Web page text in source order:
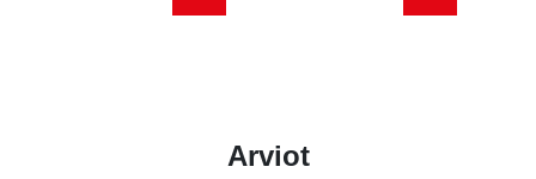
Arviot